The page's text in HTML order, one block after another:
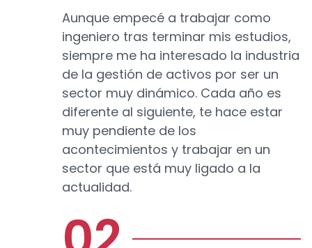
Aunque empecé a trabajar como
ingeniero tras terminar mis estudios,
siempre me ha interesado la industria
de la gestión de activos por ser un
sector muy dinámico. Cada año es
diferente al siguiente, te hace estar
muy pendiente de los
acontecimientos y trabajar en un
sector que está muy ligado a la
actualidad.